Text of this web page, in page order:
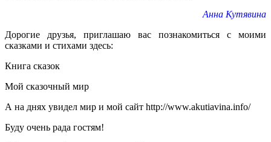
Анна Кутявина
Дорогие друзья, приглашаю вас познакомиться с моими
сказками и стихами здесь:
Книга сказок
Мой сказочный мир
А на днях увидел мир и мой сайт http://www.akutiavina.info/
Буду очень рада гостям!